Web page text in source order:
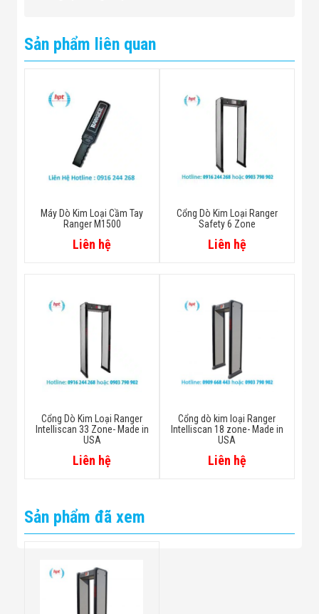
Sản phẩm liên quan
Máy Dò Kim Loại Cầm Tay
Ranger M1500
Liên hệ
Cổng Dò Kim Loại Ranger
Safety 6 Zone
Liên hệ
Cổng Dò Kim Loại Ranger
Intelliscan 33 Zone- Made in
USA
Liên hệ
Cổng dò kim loại Ranger
Intelliscan 18 zone- Made in
USA
Liên hệ
Sản phẩm đã xem